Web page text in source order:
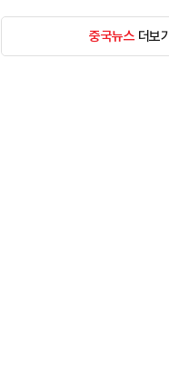
중국뉴스더보기